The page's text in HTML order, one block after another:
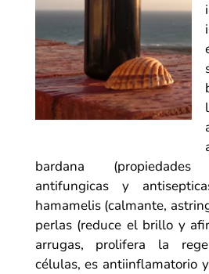
bardana (propiedades
antifungicas y
hamamelis (calmante,
perlas (reduce el brillo y
arrugas, prolifera la
células, es antiinflamatorio